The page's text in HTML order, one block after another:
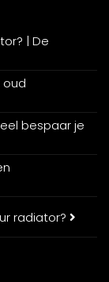
| De
oud
bespaar je
radiator?